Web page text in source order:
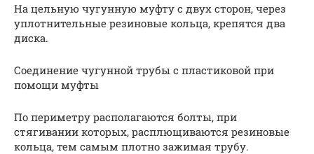
На цельную чугунную муфту с двух сторон, через
уплотнительные резиновые кольца, крепятся два
диска.
Соединение чугунной трубы с пластиковой при
помощи муфты
По периметру располагаются болты, при
стягивании которых, расплющиваются резиновые
кольца, тем самым плотно зажимая трубу.